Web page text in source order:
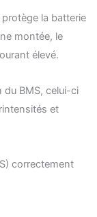
la batterie
montée, le
élevé.
du BMS, celui-ci
et
correctement